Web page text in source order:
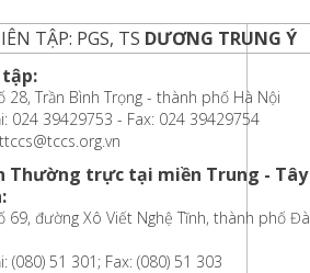
TẬP: PGS, TS DƯƠNG TRUNG Ý
tập:
28, Trần Bình Trọng - thành phố Hà Nội
024 39429753 - Fax: 024 39429754
Thường trực tại miền Trung - Tây
69, đường Xô Viết Nghệ Tĩnh, thành phố Đà
(080) 51 301; Fax: (080) 51 303